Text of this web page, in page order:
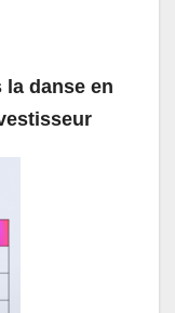
danse en